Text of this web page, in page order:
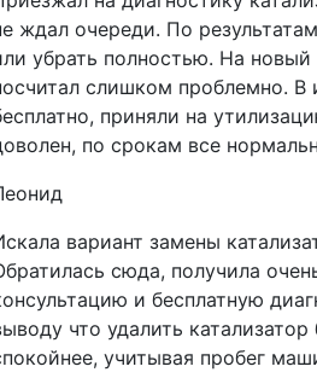
ждал очереди. По
убрать полностью. На
слишком проблемно. В
приняли на
по срокам все
вариант замены
сюда, получила
и бесплатную
что удалить
учитывая пробег